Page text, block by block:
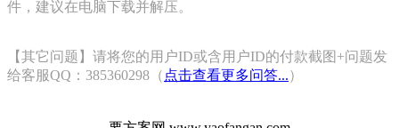
件，建议在电脑下载并解压。
【其它问题】请将您的用户ID或含用户ID的付款截图+问题发
给客服QQ：385360298（ 点击查看更多问答...）